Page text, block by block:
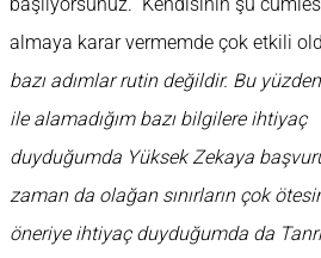
almaya karar vermemde çok etkili
bazı adımlar rutin değildir. Bu
ile alamadığım bazı bilgilere ihtiyaç
duyduğumda Yüksek Zekaya
zaman da olağan sınırların çok
öneriye ihtiyaç duyduğumda da